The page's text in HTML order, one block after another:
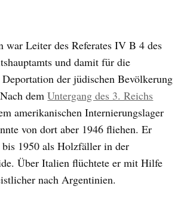
war Leiter des Referates IV B 4 des
und damit für die
der jüdischen Bevölkerung
demUntergang des 3. Reichs
amerikanischen Internierungslager
von dort aber 1946 fliehen. Er
bis 1950 als Holzfäller in der
Über Italien flüchtete er mit Hilfe
nach Argentinien.